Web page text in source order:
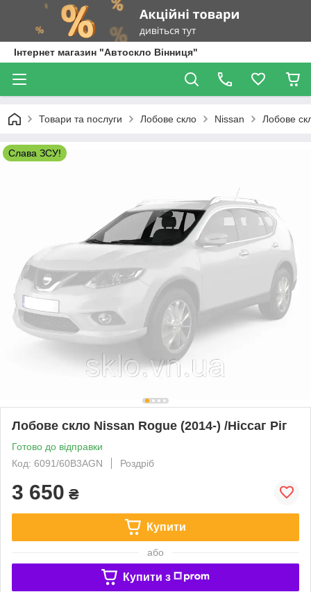
Інтернет магазин "Автоскло Вінниця"
Товари та послуги Лобове скло Nissan Лобове
Слава ЗСУ!
Лобове скло Nissan Rogue (2014-) /Ніссаг Ріг
Готово до відправки
Код: 6091/60B3AGN
Роздріб
3 650 ₴
Купити
або
Купити з